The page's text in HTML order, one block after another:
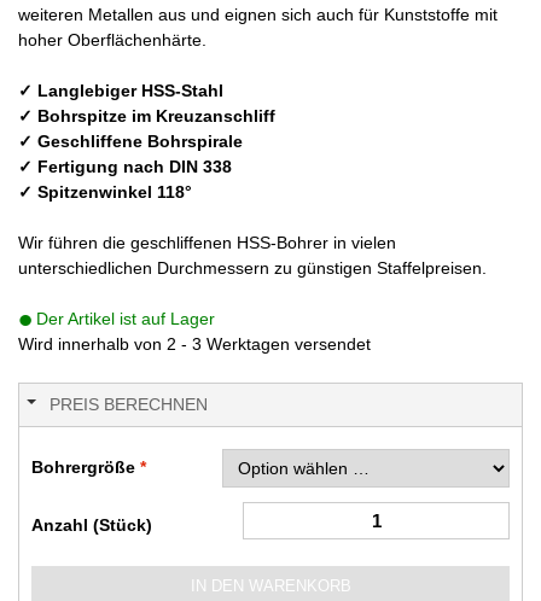
weiteren Metallen aus und eignen sich auch für Kunststoffe mit
hoher Oberflächenhärte.
✓ Langlebiger HSS-Stahl
✓ Bohrspitze im Kreuzanschliff
✓ Geschliffene Bohrspirale
✓ Fertigung nach DIN 338
✓ Spitzenwinkel 118°
Wir führen die geschliffenen HSS-Bohrer in vielen
unterschiedlichen Durchmessern zu günstigen Staffelpreisen.
Der Artikel ist auf Lager
Wird innerhalb von 2 - 3 Werktagen versendet
PREIS BERECHNEN
Bohrergröße
Anzahl (Stück)
IN DEN WARENKORB